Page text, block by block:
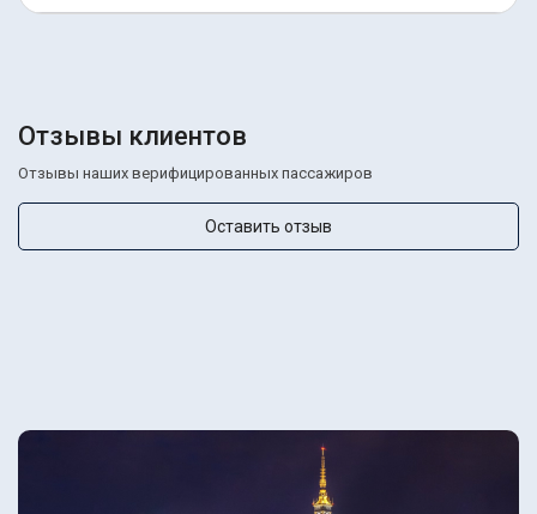
Отзывы клиентов
Отзывы наших верифицированных пассажиров
Оставить отзыв